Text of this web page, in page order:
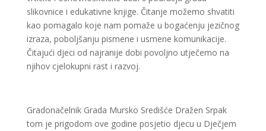
slikovnice i edukativne knjige. Čitanje možemo shvatiti
kao pomagalo koje nam pomaže u bogaćenju jezičnog
izraza, poboljšanju pismene i usmene komunikacije.
Čitajući djeci od najranije dobi povoljno utječemo na
njihov cjelokupni rast i razvoj.
Gradonačelnik Grada Mursko Središće Dražen Srpak
tom je prigodom ove godine posjetio djecu u Dječjem